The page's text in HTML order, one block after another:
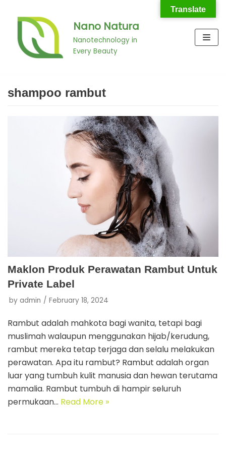
to
content
Nano Natura
Nanotechnology in
Every Beauty
shampoo rambut
Maklon Produk Perawatan Rambut Untuk
Private Label
by admin February 18, 2024
Rambut adalah mahkota bagi wanita, tetapi bagi
muslimah walaupun menggunakan hijab/kerudung,
rambut mereka tetap terjaga dan selalu melakukan
perawatan. Apa itu rambut? Rambut adalah organ
luar yang tumbuh kulit manusia dan hewan terutama
mamalia. Rambut tumbuh di hampir seluruh
permukaan… Read More »
Translate